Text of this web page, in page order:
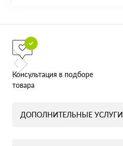
Консультация в подборе
товара
ДОПОЛНИТЕЛЬНЫЕ УСЛУГИ